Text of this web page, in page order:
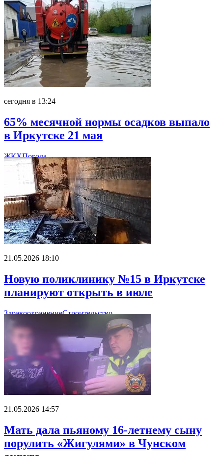
сегодня в 13:24
65% месячной нормы осадков выпало
в Иркутске 21 мая
ЖКХПогода
21.05.2026 18:10
Новую поликлинику №15 в Иркутске
планируют открыть в июле
ЗдравоохранениеСтроительство
21.05.2026 14:57
Мать дала пьяному 16-летнему сыну
порулить «Жигулями» в Чунском